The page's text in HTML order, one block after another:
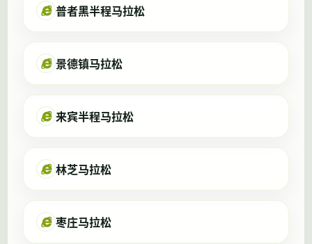
普者黑半程马拉松
景德镇马拉松
来宾半程马拉松
林芝马拉松
枣庄马拉松